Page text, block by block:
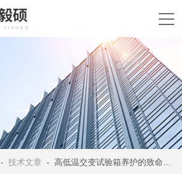
-技术文章 - 高低温交变试验箱养护的致命误区